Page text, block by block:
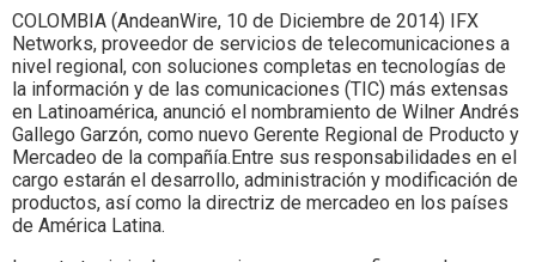
COLOMBIA (AndeanWire, 10 de Diciembre de 2014) IFX
Networks, proveedor de servicios de telecomunicaciones a
nivel regional, con soluciones completas en tecnologías de
la información y de las comunicaciones (TIC) más extensas
en Latinoamérica, anunció el nombramiento de Wilner Andrés
Gallego Garzón, como nuevo Gerente Regional de Producto y
Mercadeo de la compañía.Entre sus responsabilidades en el
cargo estarán el desarrollo, administración y modificación de
productos, así como la directriz de mercadeo en los países
de América Latina.